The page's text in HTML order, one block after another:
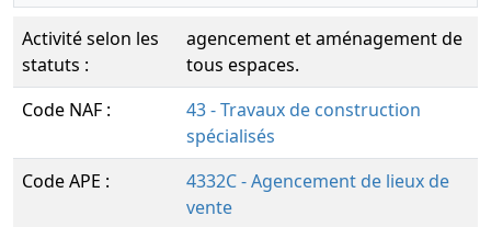
Activité selon les
statuts :
agencement et aménagement de
tous espaces.
Code NAF :
43 - Travaux de construction
spécialisés
Code APE :
4332C - Agencement de lieux de
vente